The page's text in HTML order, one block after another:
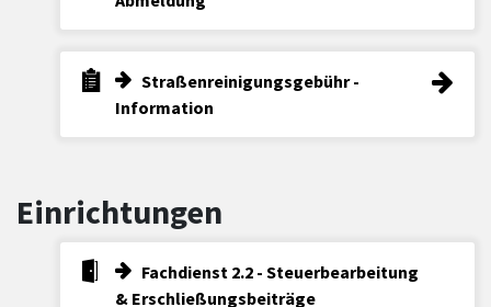
Straßenreinigungsgebühr -
Information
Einrichtungen
Fachdienst 2.2 - Steuerbearbeitung
& Erschließungsbeiträge